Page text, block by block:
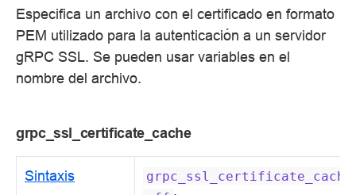
Especifica un archivo con el certificado en formato
PEM utilizado para la autenticación a un servidor
gRPC SSL. Se pueden usar variables en el
nombre del archivo.
grpc_ssl_certificate_cache
Sintaxis
grpc_ssl_certificate_cache